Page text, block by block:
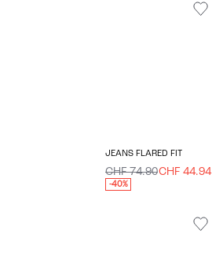
JEANS FLARED FIT
CHF 74.90CHF 44.94
-40%